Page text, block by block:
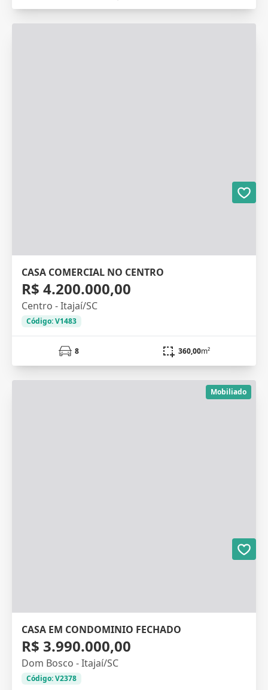
CASA COMERCIAL NO CENTRO
R$ 4.200.000,00
Centro - Itajaí/SC
Código: V1483
8 360,00m²
Mobiliado
CASA EM CONDOMINIO FECHADO
R$ 3.990.000,00
Dom Bosco - Itajaí/SC
Código: V2378